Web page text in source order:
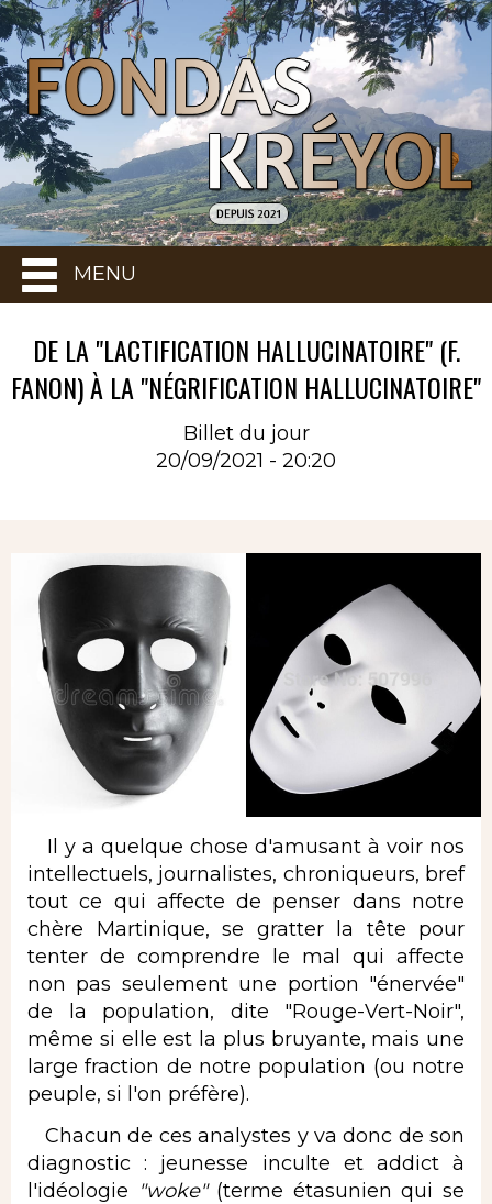
MENU
DE LA "LACTIFICATION HALLUCINATOIRE" (F.
FANON) À LA "NÉGRIFICATION HALLUCINATOIRE"
Billet du jour
20/09/2021 - 20:20
Il y a quelque chose d'amusant à voir nos
intellectuels, journalistes, chroniqueurs, bref
tout ce qui affecte de penser dans notre
chère Martinique, se gratter la tête pour
tenter de comprendre le mal qui affecte
non pas seulement une portion "énervée"
de la population, dite "Rouge-Vert-Noir",
même si elle est la plus bruyante, mais une
large fraction de notre population (ou notre
peuple, si l'on préfère).
Chacun de ces analystes y va donc de son
diagnostic : jeunesse inculte et addict à
l'idéologie "woke" (terme étasunien qui se